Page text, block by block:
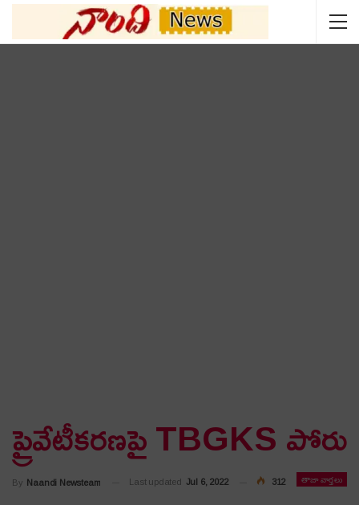
ప్రైవేటీకరణపై TBGKS పోరు
తాజా వార్తలు
By Naandi Newsteam Last updated Jul 6, 2022 312